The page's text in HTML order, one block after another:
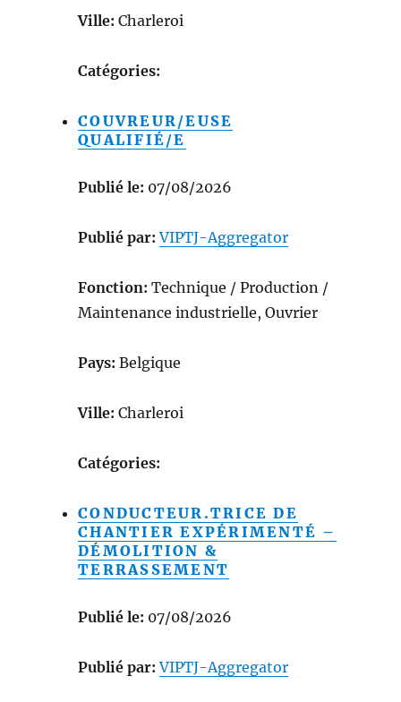
Ville: Charleroi
Catégories:
COUVREUR/EUSE
QUALIFIÉ/E
Publié le: 07/08/2026
Publié par: VIPTJ-Aggregator
Fonction: Technique / Production /
Maintenance industrielle, Ouvrier
Pays: Belgique
Ville: Charleroi
Catégories:
CONDUCTEUR.TRICE DE
CHANTIER EXPÉRIMENTÉ –
DÉMOLITION &
TERRASSEMENT
Publié le: 07/08/2026
Publié par: VIPTJ-Aggregator